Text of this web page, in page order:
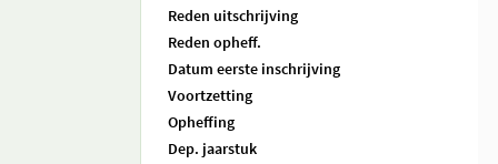
Reden uitschrijving
Reden opheff.
Datum eerste inschrijving
Voortzetting
Opheffing
Dep. jaarstuk